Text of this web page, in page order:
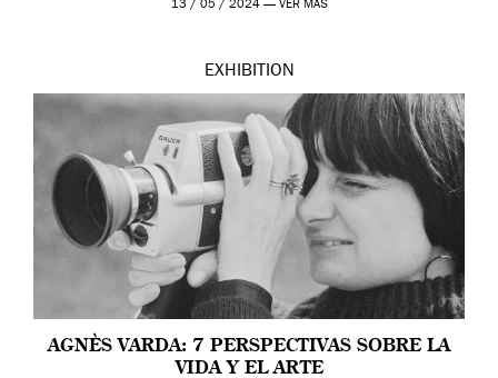
13 / 05 / 2024 — VER MÁS
EXHIBITION
AGNÈS VARDA: 7 PERSPECTIVAS SOBRE LA
VIDA Y EL ARTE